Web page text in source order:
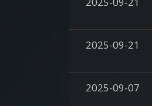
2025-09-21
2025-09-07